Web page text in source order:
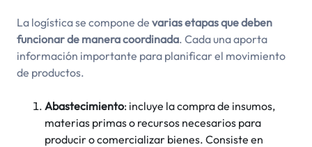
La logística se compone de varias etapas que deben
funcionar de manera coordinada. Cada una aporta
información importante para planificar el movimiento
de productos.
Abastecimiento: incluye la compra de insumos,
materias primas o recursos necesarios para
producir o comercializar bienes. Consiste en